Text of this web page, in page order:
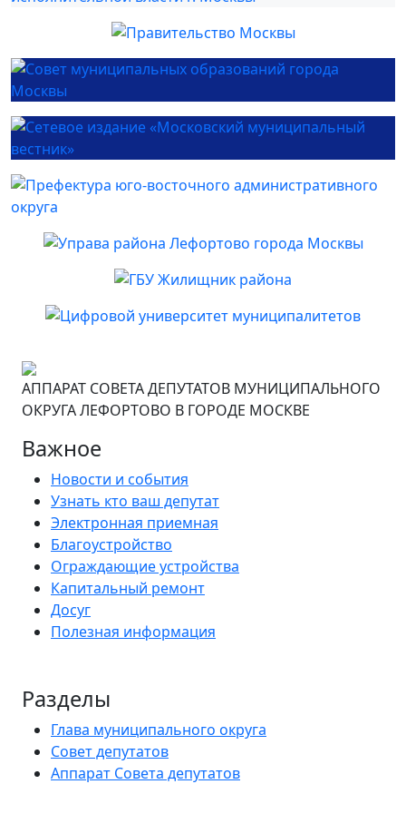
АППАРАТ СОВЕТА ДЕПУТАТОВ МУНИЦИПАЛЬНОГО
ОКРУГА ЛЕФОРТОВО В ГОРОДЕ МОСКВЕ
Важное
Новости и события
Узнать кто ваш депутат
Электронная приемная
Благоустройство
Ограждающие устройства
Капитальный ремонт
Досуг
Полезная информация
Разделы
Глава муниципального округа
Совет депутатов
Аппарат Совета депутатов